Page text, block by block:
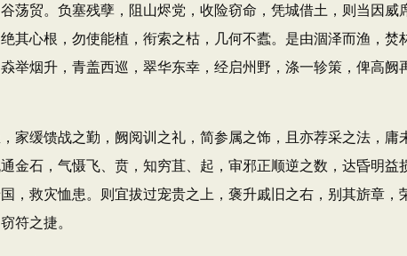
贸。负塞残孽，阻山烬党，收险窃命，凭城借土，则当因威
其心根，勿使能植，衔索之枯，几何不蠹。是由涸泽而渔，焚
举烟升，青盖西巡，翠华东幸，经启州野，涤一轸策，俾高阙
缓馈战之勤，阙阅训之礼，简参属之饰，且亦荐采之法，庸
金石，气慑飞、贲，知穷苴、起，审邪正顺逆之数，达昏明益
，救灾恤患。则宜拔过宠贵之上，褒升戚旧之右，别其旂章，
符之捷。